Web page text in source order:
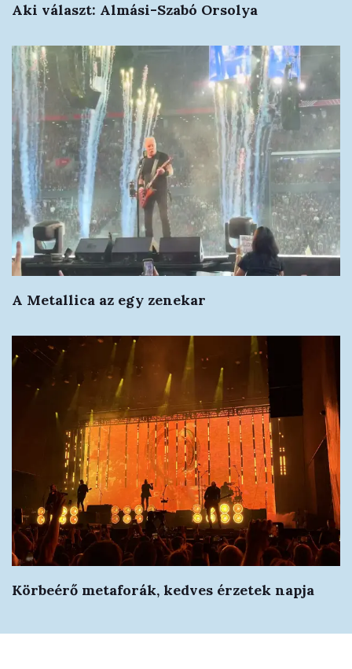
Aki választ: Almási-Szabó Orsolya
A Metallica az egy zenekar
Körbeérő metaforák, kedves érzetek napja